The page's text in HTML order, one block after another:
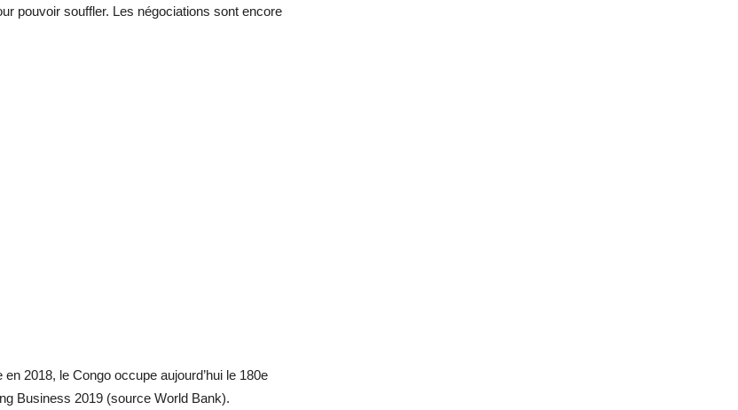
pouvoir souffler. Les négociations sont encore
2018, le Congo occupe aujourd’hui le 180e
Business 2019 (source World Bank).